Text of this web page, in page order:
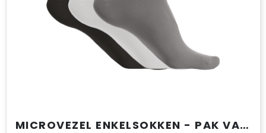
MICROVEZEL ENKELSOKKEN - PAK VAN 3 PAAR